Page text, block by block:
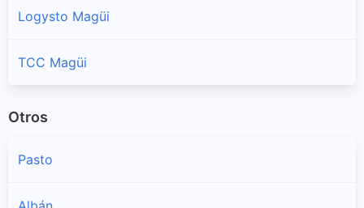
Logysto Magüi
TCC Magüi
Otros
Pasto